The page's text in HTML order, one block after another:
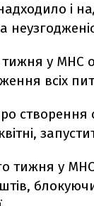
і
у МНС
всіх
створення
тижня у МНС